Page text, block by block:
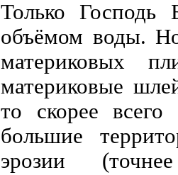
Только
объёмом воды.
материковых
материковые
то скорее всего
большие
эрозии